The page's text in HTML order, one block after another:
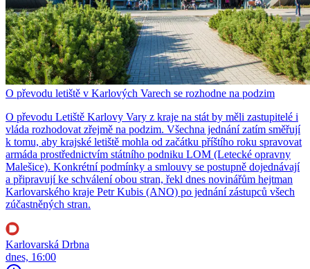
O převodu letiště v Karlových Varech se rozhodne na podzim
O převodu Letiště Karlovy Vary z kraje na stát by měli zastupitelé i
vláda rozhodovat zřejmě na podzim. Všechna jednání zatím směřují
k tomu, aby krajské letiště mohla od začátku příštího roku spravovat
armáda prostřednictvím státního podniku LOM (Letecké opravny
Malešice). Konkrétní podmínky a smlouvy se postupně dojednávají
a připravují ke schválení obou stran, řekl dnes novinářům hejtman
Karlovarského kraje Petr Kubis (ANO) po jednání zástupců všech
zúčastněných stran.
Karlovarská Drbna
dnes, 16:00